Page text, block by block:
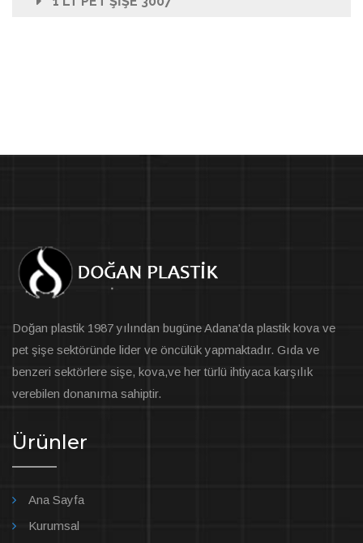
Doğan plastik 1987 yılından bugüne Adana'da plastik kova ve
pet şişe sektöründe lider ve öncülük yapmaktadır. Gıda ve
benzeri sektörlere sişe, kova,ve her türlü ihtiyaca karşılık
verebilen donanıma sahiptir.
Ürünler
Ana Sayfa
Kurumsal